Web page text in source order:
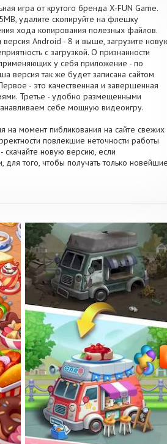
игра от крутого бренда X-FUN Game.
удалите скопируйте на флешку
хода копирования полезных файлов.
Android - 8 и выше, загрузите
с загрузкой. О признанности
у себя приложение - по
версия так же будет записана сайтом
- это качественная и завершенная
Третье - удобно размещенными
себе мощную видеоигру.
момент пибликования на сайте свежих
повлекшие неточности работы
скачайте новую версию, если
того, чтобы получать только новейшие